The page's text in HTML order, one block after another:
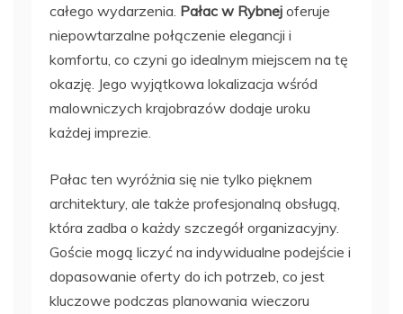
całego wydarzenia. Pałac w Rybnej oferuje
niepowtarzalne połączenie elegancji i
komfortu, co czyni go idealnym miejscem na tę
okazję. Jego wyjątkowa lokalizacja wśród
malowniczych krajobrazów dodaje uroku
każdej imprezie.
Pałac ten wyróżnia się nie tylko pięknem
architektury, ale także profesjonalną obsługą,
która zadba o każdy szczegół organizacyjny.
Goście mogą liczyć na indywidualne podejście i
dopasowanie oferty do ich potrzeb, co jest
kluczowe podczas planowania wieczoru